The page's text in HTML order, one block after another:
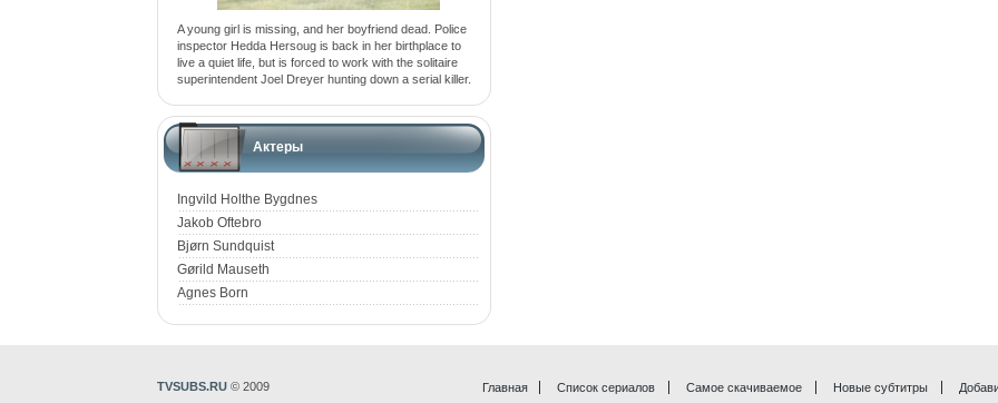
A young girl is missing, and her boyfriend dead. Police
inspector Hedda Hersoug is back in her birthplace to
live a quiet life, but is forced to work with the solitaire
superintendent Joel Dreyer hunting down a serial killer.
Актеры
Ingvild Holthe Bygdnes
Jakob Oftebro
Bjørn Sundquist
Gørild Mauseth
Agnes Born
Главная Список сериалов Самое скачиваемое Новые субтитры
TVSUBS.RU © 2009